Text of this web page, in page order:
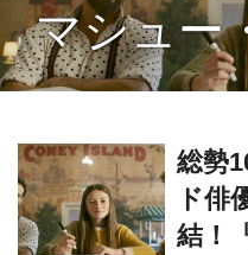
マシュー
総勢
ド俳
結！